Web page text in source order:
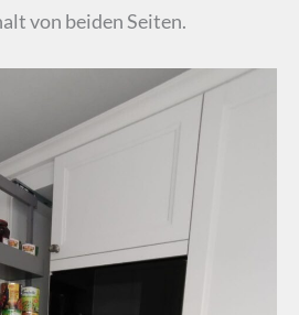
von beiden Seiten.